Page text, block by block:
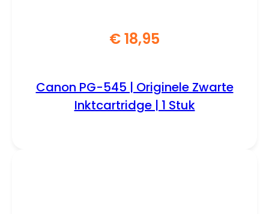
€18,95
Canon PG-545 | Originele Zwarte
Inktcartridge | 1 Stuk